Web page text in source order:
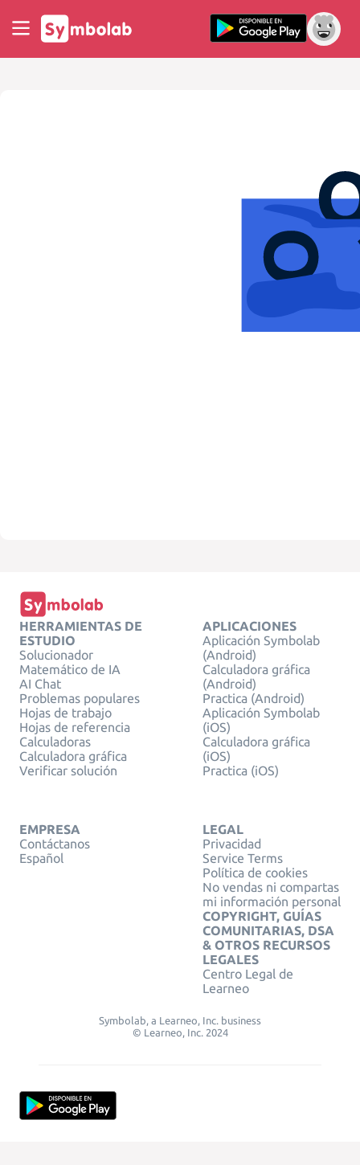
HERRAMIENTAS DE
ESTUDIO
Solucionador
Matemático de IA
AI Chat
Problemas populares
Hojas de trabajo
Hojas de referencia
Calculadoras
Calculadora gráfica
Verificar solución
APLICACIONES
Aplicación Symbolab
(Android)
Calculadora gráfica
(Android)
Practica (Android)
Aplicación Symbolab
(iOS)
Calculadora gráfica
(iOS)
Practica (iOS)
EMPRESA
Contáctanos
Español
LEGAL
Privacidad
Service Terms
Política de cookies
No vendas ni compartas
mi información personal
COPYRIGHT, GUÍAS
COMUNITARIAS, DSA
& OTROS RECURSOS
LEGALES
Centro Legal de
Learneo
Symbolab, a Learneo, Inc. business
© Learneo, Inc. 2024